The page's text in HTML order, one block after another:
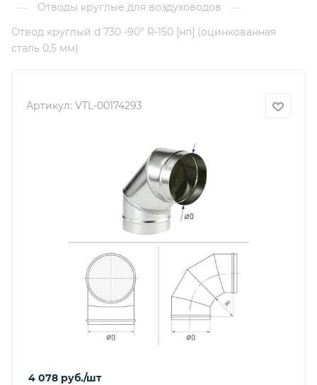
— Отводы круглые для воздуховодов
—
Отвод круглый d 730 -90° R-150 [нп] (оцинкованная
сталь 0,5 мм)
Артикул: VTL-00174293
4 078 руб./шт